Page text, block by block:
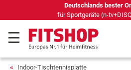
Deutschlands bester
für Sportgeräte (n-
Indoor-Tischtennisplatte